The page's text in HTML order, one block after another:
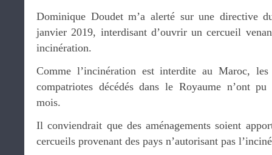
Dominique Doudet m’a alerté sur une directive
janvier 2019, interdisant d’ouvrir un cercueil
incinération.
Comme l’incinération est interdite au Maroc,
compatriotes décédés dans le Royaume n’ont pu
mois.
Il conviendrait que des aménagements soient
cercueils provenant des pays n’autorisant pas